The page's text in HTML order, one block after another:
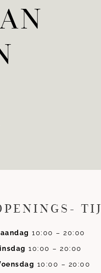
10:00 – 20:00
10:00 – 20:00
10:00 – 20:00